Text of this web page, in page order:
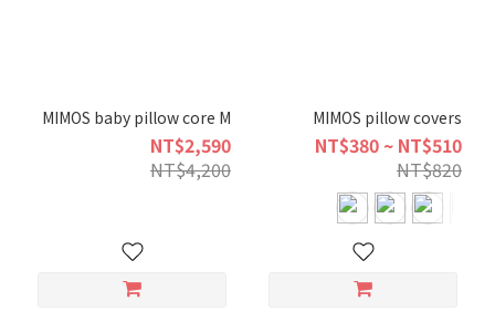
MIMOS baby pillow core M
NT$2,590
NT$4,200
MIMOS pillow covers
NT$380 ~ NT$510
NT$820